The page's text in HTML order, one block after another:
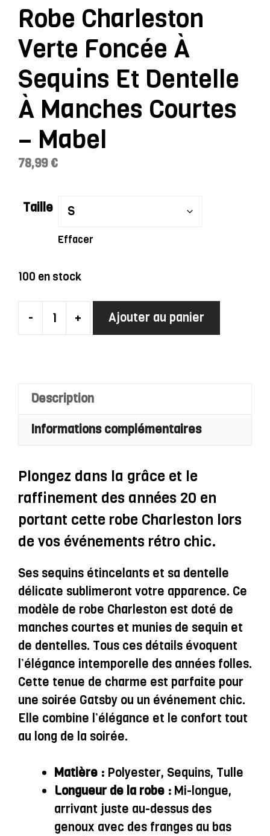
Robe Charleston
Verte Foncée À
Sequins Et Dentelle
À Manches Courtes
– Mabel
78,99€
Taille
Effacer
100 en stock
-
quantité
Verte
Foncée
À
Et
Dentelle
À
Manches
Courtes
Mabel
+ Ajouter au panier
Description
Informations complémentaires
Plongez dans la grâce et le
raffinement des années 20 en
portant cette robe Charleston lors
de vos événements rétro chic.
Ses sequins étincelants et sa dentelle
délicate sublimeront votre apparence. Ce
modèle de robe Charleston est doté de
manches courtes et munies de sequin et
de dentelles. Tous ces détails évoquent
l’élégance intemporelle des années folles.
Cette tenue de charme est parfaite pour
une soirée Gatsby ou un événement chic.
Elle combine l’élégance et le confort tout
au long de la soirée.
Matière : Polyester, Sequins, Tulle
Longueur de la robe : Mi-longue,
arrivant juste au-dessus des
genoux avec des franges au bas